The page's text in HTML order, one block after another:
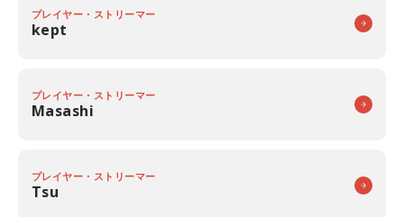
プレイヤー・ストリーマー
kept
プレイヤー・ストリーマー
Masashi
プレイヤー・ストリーマー
Tsu